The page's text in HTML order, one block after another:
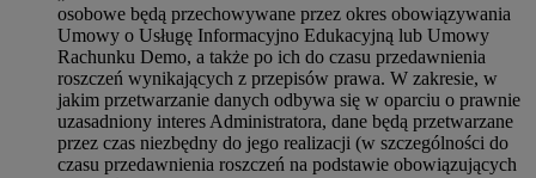
osobowe będą przechowywane przez okres obowiązywania
Umowy o Usługę Informacyjno Edukacyjną lub Umowy
Rachunku Demo, a także po ich do czasu przedawnienia
roszczeń wynikających z przepisów prawa. W zakresie, w
jakim przetwarzanie danych odbywa się w oparciu o prawnie
uzasadniony interes Administratora, dane będą przetwarzane
przez czas niezbędny do jego realizacji (w szczególności do
czasu przedawnienia roszczeń na podstawie obowiązujących